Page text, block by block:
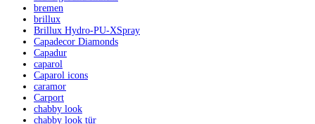
bremen
brillux
Brillux Hydro-PU-XSpray
Capadecor Diamonds
Capadur
caparol
Caparol icons
caramor
Carport
chabby look
chabby look tür